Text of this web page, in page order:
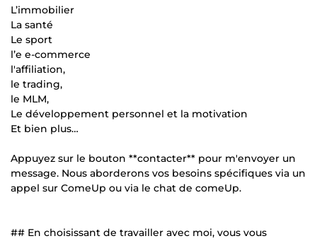
L’immobilier
La santé
Le sport
l’e e-commerce
l'affiliation,
le trading,
le MLM,
Le développement personnel et la motivation
Et bien plus…
Appuyez sur le bouton **contacter** pour m'envoyer un
message. Nous aborderons vos besoins spécifiques via un
appel sur ComeUp ou via le chat de comeUp.
## En choisissant de travailler avec moi, vous vous